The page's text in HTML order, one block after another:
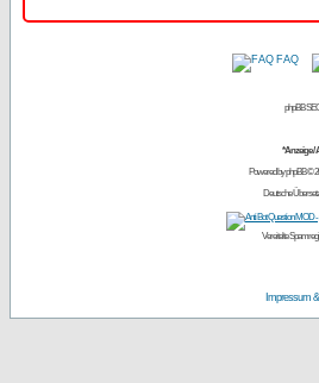
FAQ
phpBB
*Anzeige /
Powered byphpBB©
Deutsche
Vereitelte
Impressum